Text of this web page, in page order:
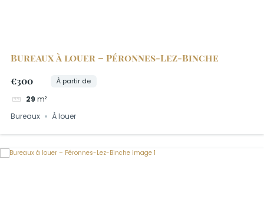
Bureaux à louer – Péronnes-Lez-Binche
€300
À partir de
29 m²
Bureaux
À louer